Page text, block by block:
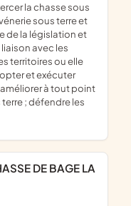
la chasse sous
sous terre et
de la législation et
avec les
territoires ou elle
et exécuter
à tout point
; défendre les